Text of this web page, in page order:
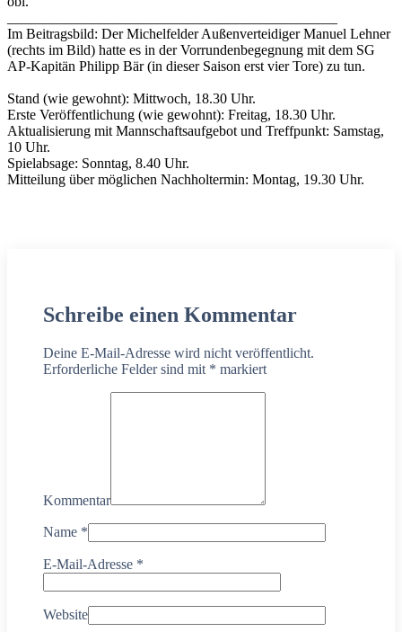
Im Beitragsbild: Der Michelfelder Außenverteidiger Manuel Lehner
(rechts im Bild) hatte es in der Vorrundenbegegnung mit dem SG
AP-Kapitän Philipp Bär (in dieser Saison erst vier Tore) zu tun.
Stand (wie gewohnt): Mittwoch, 18.30 Uhr.
Erste Veröffentlichung (wie gewohnt): Freitag, 18.30 Uhr.
Aktualisierung mit Mannschaftsaufgebot und Treffpunkt: Samstag,
10 Uhr.
Spielabsage: Sonntag, 8.40 Uhr.
Mitteilung über möglichen Nachholtermin: Montag, 19.30 Uhr.
Schreibe einen Kommentar
Deine E-Mail-Adresse wird nicht veröffentlicht.
Erforderliche Felder sind mit * markiert
Kommentar
Name *
E-Mail-Adresse *
Website